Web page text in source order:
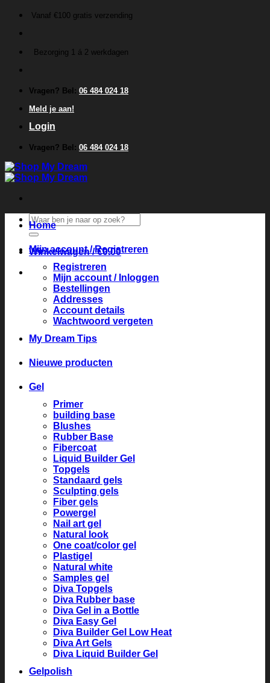
inhoud
Vanaf €100 gratis verzending
Bezorging 1 á 2 werkdagen
Vragen? Bel: 06 484 024 18
Meld je aan!
Login
Vragen? Bel: 06 484 024 18
Zoeken
naar:
Winkelwagen /€0.00
Home
Mijn account / Registreren
Registreren
Mijn account / Inloggen
Bestellingen
Addresses
Account details
Wachtwoord vergeten
My Dream Tips
Nieuwe producten
Gel
Primer
building base
Blushes
Rubber Base
Fibercoat
Liquid Builder Gel
Topgels
Standaard gels
Sculpting gels
Fiber gels
Powergel
Nail art gel
Natural look
One coat/color gel
Plastigel
Natural white
Samples gel
Diva Topgels
Diva Rubber base
Diva Gel in a Bottle
Diva Easy Gel
Diva Builder Gel Low Heat
Diva Art Gels
Diva Liquid Builder Gel
Gelpolish